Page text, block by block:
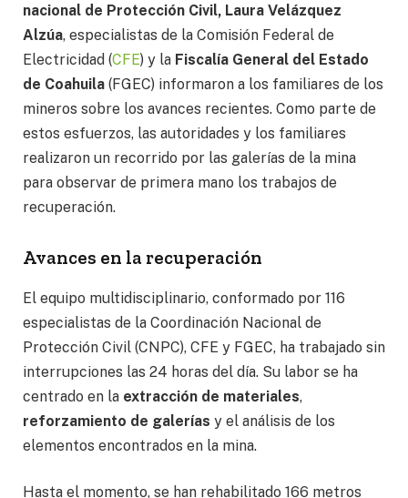
nacional de Protección Civil, Laura Velázquez
Alzúa, especialistas de la Comisión Federal de
Electricidad (CFE) y la Fiscalía General del Estado
de Coahuila (FGEC) informaron a los familiares de los
mineros sobre los avances recientes. Como parte de
estos esfuerzos, las autoridades y los familiares
realizaron un recorrido por las galerías de la mina
para observar de primera mano los trabajos de
recuperación.
Avances en la recuperación
El equipo multidisciplinario, conformado por 116
especialistas de la Coordinación Nacional de
Protección Civil (CNPC), CFE y FGEC, ha trabajado sin
interrupciones las 24 horas del día. Su labor se ha
centrado en la extracción de materiales,
reforzamiento de galerías y el análisis de los
elementos encontrados en la mina.
Hasta el momento, se han rehabilitado 166 metros